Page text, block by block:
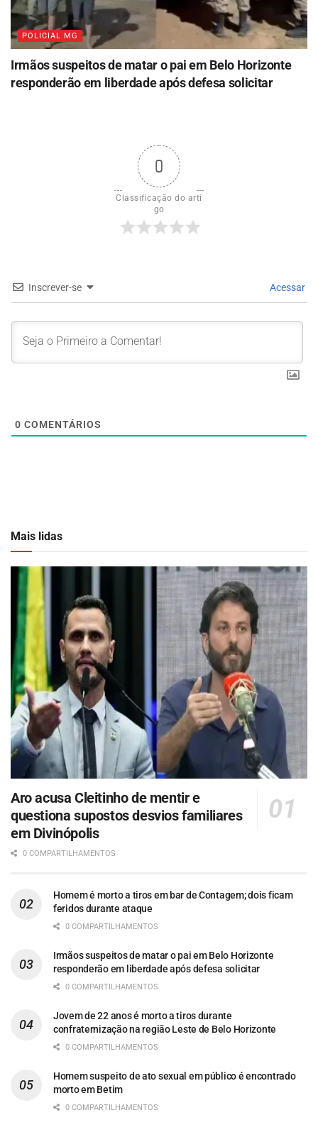
POLICIAL MG
Irmãos suspeitos de matar o pai em Belo Horizonte
responderão em liberdade após defesa solicitar
0
Classificação do arti
go
Inscrever-se Acessar
0 COMENTÁRIOS
Mais lidas
Aro acusa Cleitinho de mentir e
questiona supostos desvios familiares
em Divinópolis
0 COMPARTILHAMENTOS
Homem é morto a tiros em bar de Contagem; dois ficam
feridos durante ataque
0 COMPARTILHAMENTOS
Irmãos suspeitos de matar o pai em Belo Horizonte
responderão em liberdade após defesa solicitar
0 COMPARTILHAMENTOS
Jovem de 22 anos é morto a tiros durante
confraternização na região Leste de Belo Horizonte
0 COMPARTILHAMENTOS
Homem suspeito de ato sexual em público é encontrado
morto em Betim
0 COMPARTILHAMENTOS